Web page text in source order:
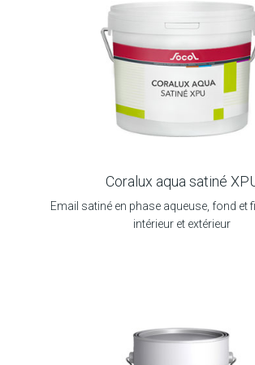
Coralux aqua satiné
Email satiné en phase aqueuse, fond et
intérieur et extérieur